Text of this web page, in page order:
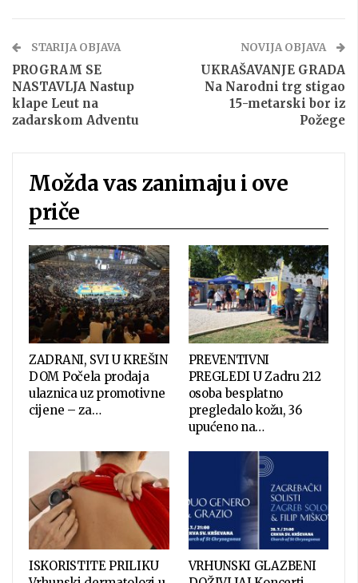
STARIJA OBJAVA
PROGRAM SE
NASTAVLJA Nastup
klape Leut na
zadarskom Adventu
NOVIJA OBJAVA
UKRAŠAVANJE GRADA
Na Narodni trg stigao
15-metarski bor iz
Požege
Možda vas zanimaju i ove
priče
ZADRANI, SVI U KREŠIN
DOM Počela prodaja
ulaznica uz promotivne
cijene – za…
PREVENTIVNI
PREGLEDI U Zadru 212
osoba besplatno
pregledalo kožu, 36
upućeno na…
ISKORISTITE PRILIKU
VRHUNSKI GLAZBENI